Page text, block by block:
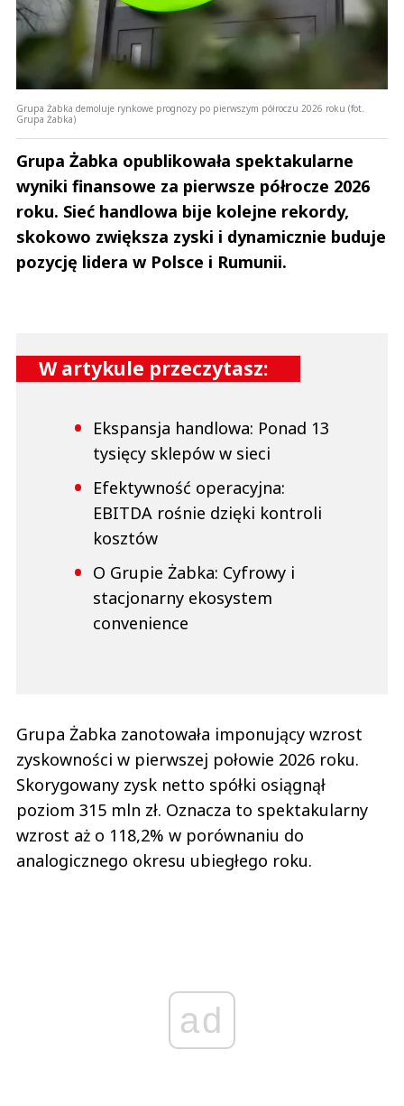
Grupa Żabka demoluje rynkowe prognozy po pierwszym półroczu 2026 roku (fot.
Grupa Żabka)
Grupa Żabka opublikowała spektakularne
wyniki finansowe za pierwsze półrocze 2026
roku. Sieć handlowa bije kolejne rekordy,
skokowo zwiększa zyski i dynamicznie buduje
pozycję lidera w Polsce i Rumunii.
W artykule przeczytasz:
Ekspansja handlowa: Ponad 13
tysięcy sklepów w sieci
Efektywność operacyjna:
EBITDA rośnie dzięki kontroli
kosztów
O Grupie Żabka: Cyfrowy i
stacjonarny ekosystem
convenience
Grupa Żabka zanotowała imponujący wzrost
zyskowności w pierwszej połowie 2026 roku.
Skorygowany zysk netto spółki osiągnął
poziom 315 mln zł. Oznacza to spektakularny
wzrost aż o 118,2% w porównaniu do
analogicznego okresu ubiegłego roku.
ad